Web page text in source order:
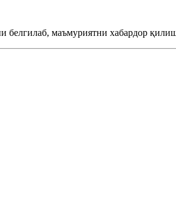
белгилаб, маъмуриятни хабардор